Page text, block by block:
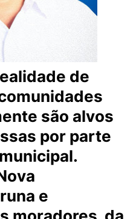
de
são alvos
por parte
e